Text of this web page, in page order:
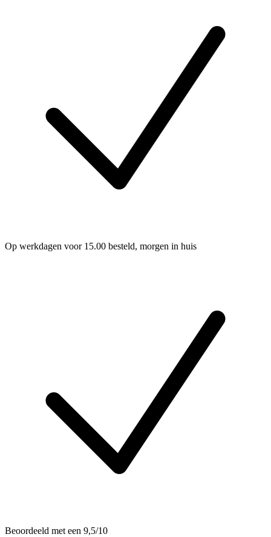
Op werkdagen voor 15.00 besteld, morgen in huis
Beoordeeld met een 9,5/10